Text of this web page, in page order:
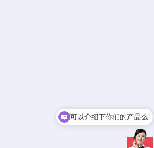
可以介绍下你们的产品么